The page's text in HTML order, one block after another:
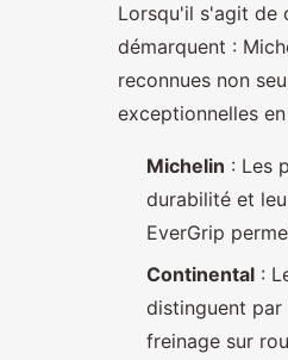
Lorsqu'il s'agit de
démarquent :
reconnues non
exceptionnelles
Michelin : Les
durabilité et
EverGrip
Continental :
distinguent
freinage sur